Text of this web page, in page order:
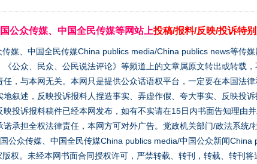
公众传媒、中国全民传媒等网站上投稿/报料/反映/投诉特别
媒、中国全民传媒China publics media/China publics news等传媒
《公众、民众、公民说法评论》等频道上的文章属原文转出或转载
，与本网无关。本网只是提供公众话语权平台，一定要在本国法
地叙述，反映投诉报料人捏造事实、弄虚作假、夸大事实、反映投
投诉报料稿件已经本网发布，如有不实请在15日内书面告知理由
承担全权法律责任，本网方可对外广告。党政机关部门/政法系统
公众传媒、中国全民传媒China publics media/中国公众新闻
权。未经本网书面合同授权许可，严禁转载、转刊，转载、转刊将